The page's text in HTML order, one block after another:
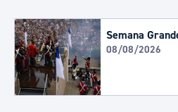
Semana
08/08/2026